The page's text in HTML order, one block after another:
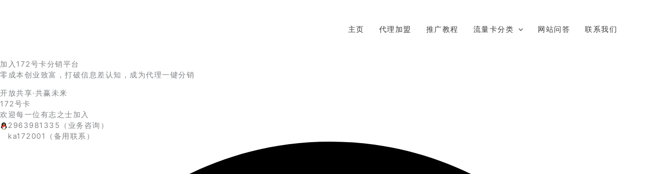
主页 代理加盟 推广教程 流量卡分类 网站问答 联系我们
加入172号卡分销平台
零成本创业致富，打破信息差认知，成为代理一键分销
开放共享·共赢未来
172号卡
欢迎每一位有志之士加入​
2963981335（业务咨询）
ka172001（备用联系）